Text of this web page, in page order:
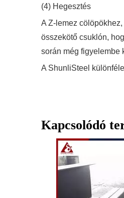
(4) Hegesztés
A Z-lemez
összekötő csuklón,
során még figyelembe
A ShunliSteel
Kapcsolódó